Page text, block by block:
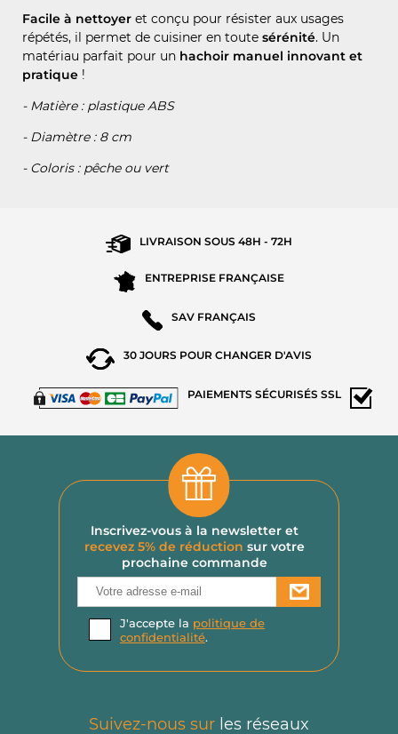
Facile à nettoyer et conçu pour résister aux usages
répétés, il permet de cuisiner en toute sérénité. Un
matériau parfait pour un hachoir manuel innovant et
pratique !
- Matière : plastique ABS
- Diamètre : 8 cm
- Coloris : pêche ou vert
LIVRAISON SOUS48H - 72H
ENTREPRISE FRANÇAISE
SAV FRANÇAIS
30 JOURS POUR CHANGER D'AVIS
PAIEMENTSSÉCURISÉS SSL
Inscrivez-vous à la newsletter et
recevez 5% de réduction sur votre
prochaine commande
J'accepte la politique de
confidentialité.
Suivez-nous sur les réseaux